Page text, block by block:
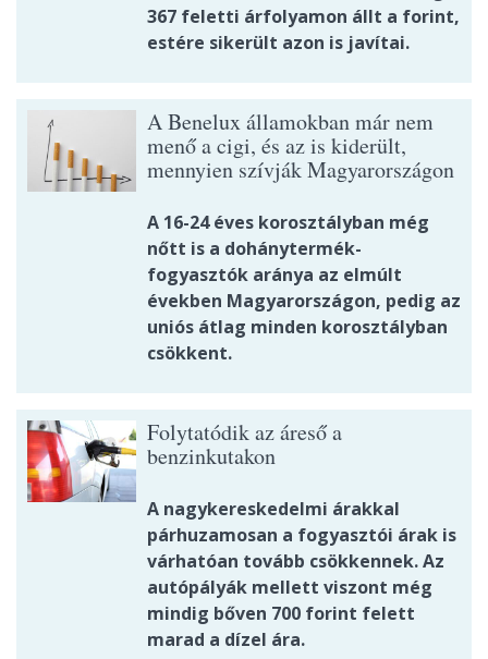
367 feletti árfolyamon állt a forint,
estére sikerült azon is javítai.
A Benelux államokban már nem
menő a cigi, és az is kiderült,
mennyien szívják Magyarországon
A 16-24 éves korosztályban még
nőtt is a dohánytermék-
fogyasztók aránya az elmúlt
években Magyarországon, pedig az
uniós átlag minden korosztályban
csökkent.
Folytatódik az áreső a
benzinkutakon
A nagykereskedelmi árakkal
párhuzamosan a fogyasztói árak is
várhatóan tovább csökkennek. Az
autópályák mellett viszont még
mindig bőven 700 forint felett
marad a dízel ára.